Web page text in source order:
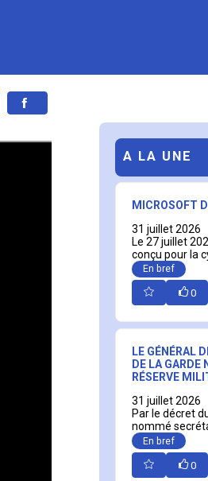
A LA UNE
MICROSOFT
31 juillet 2026
Le 27 juillet
conçu pour la
En bref
0
LE GÉNÉRAL
DE LA GARDE
RÉSERVE
31 juillet 2026
Par le décret
nommé
En bref
0